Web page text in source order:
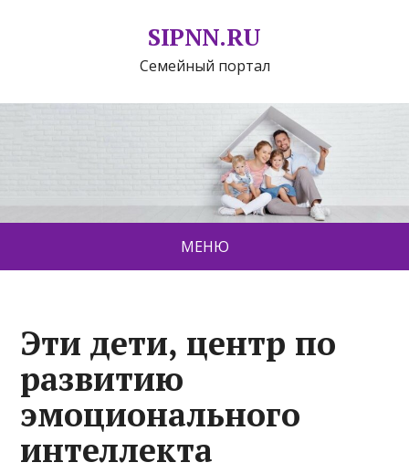
SIPNN.RU
Семейный портал
МЕНЮ
Эти дети, центр по
развитию
эмоционального
интеллекта